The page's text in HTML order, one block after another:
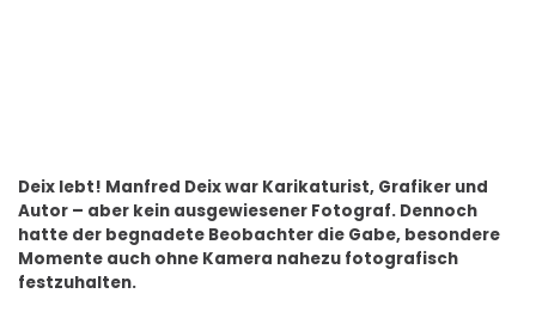
Deix lebt! Manfred Deix war Karikaturist, Grafiker und
Autor – aber kein ausgewiesener Fotograf. Dennoch
hatte der begnadete Beobachter die Gabe, besondere
Momente auch ohne Kamera nahezu fotografisch
festzuhalten.